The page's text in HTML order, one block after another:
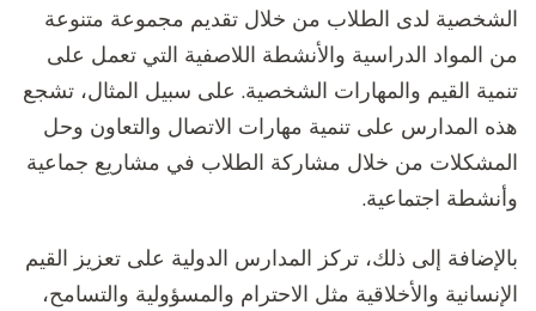
الشخصية لدى الطلاب من خلال تقديم مجموعة متنوعة
من المواد الدراسية والأنشطة اللاصفية التي تعمل على
تنمية القيم والمهارات الشخصية. على سبيل المثال، تشجع
هذه المدارس على تنمية مهارات الاتصال والتعاون وحل
المشكلات من خلال مشاركة الطلاب في مشاريع جماعية
وأنشطة اجتماعية.
بالإضافة إلى ذلك، تركز المدارس الدولية على تعزيز القيم
الإنسانية والأخلاقية مثل الاحترام والمسؤولية والتسامح،